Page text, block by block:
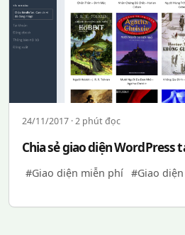
24/11/2017 · 2 phút đọc
Chia sẻ giao diện WordPress
#Giao diện miễn phí #Giao